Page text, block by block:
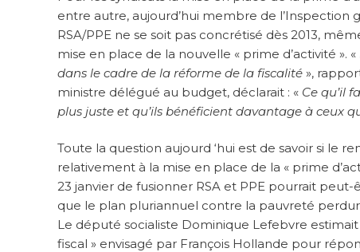
entre autre, aujourd’hui membre de l’Inspection
RSA/PPE ne se soit pas concrétisé dès 2013,
mise en place de la nouvelle « prime d’activité ». «
dans le cadre de la réforme de la fiscalité »,
ministre délégué au budget, déclarait : « Ce qu’il
plus juste et qu’ils bénéficient davantage à ceux
Toute la question aujourd ‘hui est de savoir si le
relativement à la mise en place de la « prime
23 janvier de fusionner RSA et PPE pourrait peut-
que le plan pluriannuel contre la pauvreté
Le député socialiste Dominique Lefebvre
fiscal » envisagé par François Hollande pour